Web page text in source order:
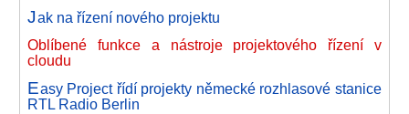
Jak na řízení nového projektu
Oblíbené funkce a nástroje projektového řízení v
cloudu
Easy Project řídí projekty německé rozhlasové stanice
RTL Radio Berlin